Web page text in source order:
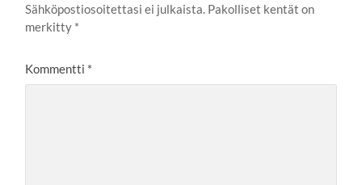
Sähköpostiosoitettasi ei julkaista. Pakolliset kentät on
merkitty *
Kommentti *